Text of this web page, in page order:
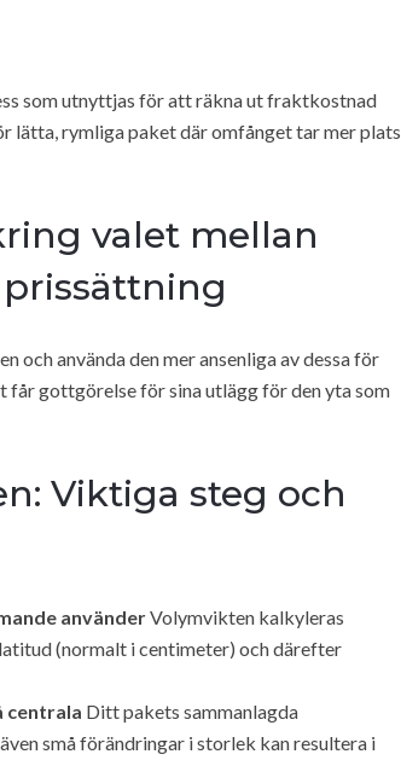
som utnyttjas för att räkna ut fraktkostnad
lätta, rymliga paket där omfånget tar mer plats
valet mellan
använda den mer ansenliga av dessa för
gottgörelse för sina utlägg för den yta som
Viktiga steg och
använderVolymvikten kalkyleras
(normalt i centimeter) och därefter
centrala Ditt pakets sammanlagda
små förändringar i storlek kan resultera i